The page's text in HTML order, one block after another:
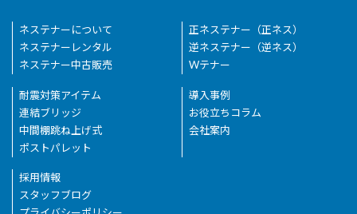
ネステナーについて
ネステナーレンタル
ネステナー中古販売
正ネステナー（正ネス）
逆ネステナー（逆ネス）
Wテナー
耐震対策アイテム
連結ブリッジ
中間棚跳ね上げ式
ポストパレット
導入事例
お役立ちコラム
会社案内
採用情報
スタッフブログ